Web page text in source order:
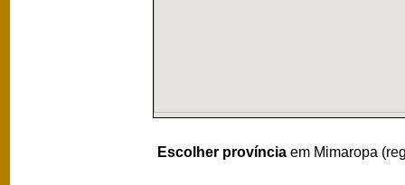
Escolher província em Mimaropa